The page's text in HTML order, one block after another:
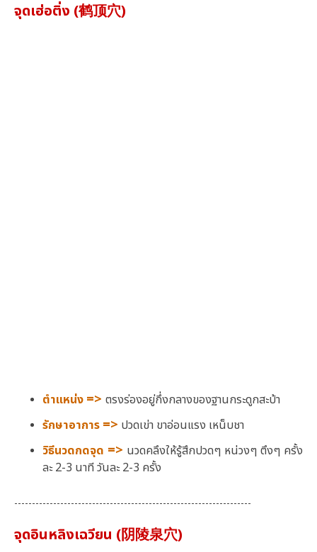
จุดเฮ่อติ่ง (鹤顶穴)
ตำแหน่ง => ตรงร่องอยู่กึ่งกลางของฐานกระดูกสะบ้า
รักษาอาการ => ปวดเข่า ขาอ่อนแรง เหน็บชา
วิธีนวดกดจุด => นวดคลึงให้รู้สึกปวดๆ หน่วงๆ ตึงๆ ครั้ง
ละ 2-3 นาที วันละ 2-3 ครั้ง
-------------------------------------------------------------------
จุดอินหลิงเฉวียน (阴陵泉穴)